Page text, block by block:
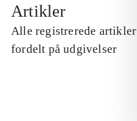
Artikler
Alle registrerede artikler
fordelt på udgivelser